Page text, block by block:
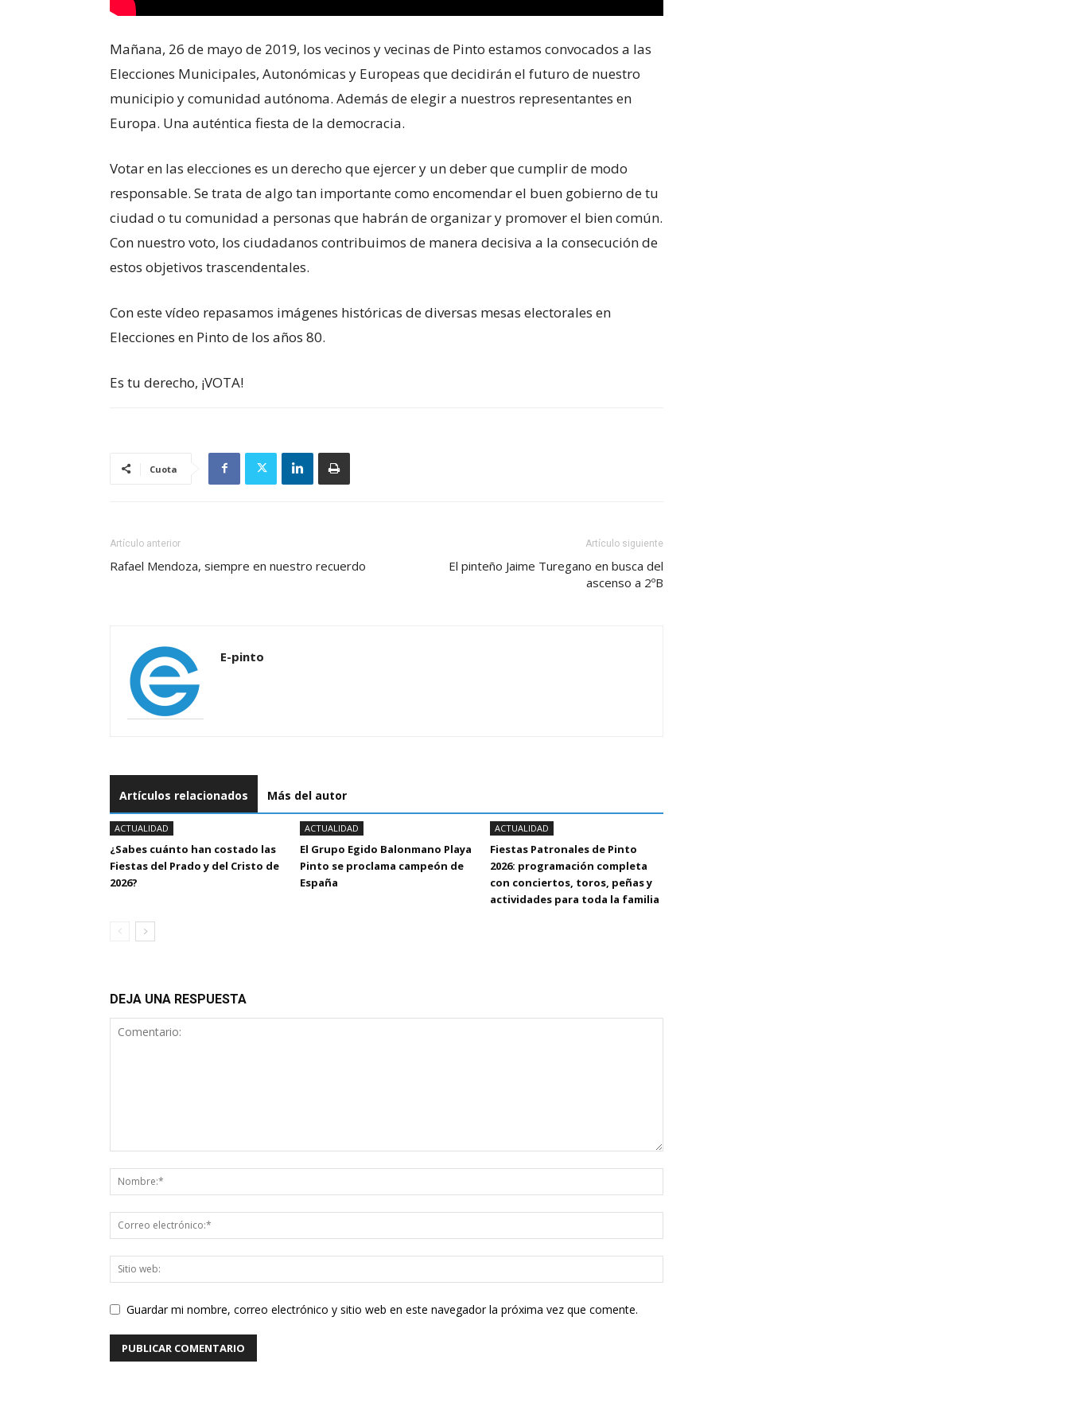
Mañana, 26 de mayo de 2019, los vecinos y vecinas de Pinto estamos convocados a las
Elecciones Municipales, Autonómicas y Europeas que decidirán el futuro de nuestro
municipio y comunidad autónoma. Además de elegir a nuestros representantes en
Europa. Una auténtica fiesta de la democracia.
Votar en las elecciones es un derecho que ejercer y un deber que cumplir de modo
responsable. Se trata de algo tan importante como encomendar el buen gobierno de tu
ciudad o tu comunidad a personas que habrán de organizar y promover el bien común.
Con nuestro voto, los ciudadanos contribuimos de manera decisiva a la consecución de
estos objetivos trascendentales.
Con este vídeo repasamos imágenes históricas de diversas mesas electorales en
Elecciones en Pinto de los años 80.
Es tu derecho, ¡VOTA!
Cuota
Artículo anterior
Rafael Mendoza, siempre en nuestro recuerdo
Artículo siguiente
El pinteño Jaime Turegano en busca del
ascenso a 2ºB
E-pinto
Artículos relacionados Más del autor
ACTUALIDAD
¿Sabes cuánto han costado las
Fiestas del Prado y del Cristo de
2026?
ACTUALIDAD
El Grupo Egido Balonmano Playa
Pinto se proclama campeón de
España
ACTUALIDAD
Fiestas Patronales de Pinto
2026: programación completa
con conciertos, toros, peñas y
actividades para toda la familia
DEJA UNA RESPUESTA
Guardar mi nombre, correo electrónico y sitio web en este navegador la próxima vez que comente.